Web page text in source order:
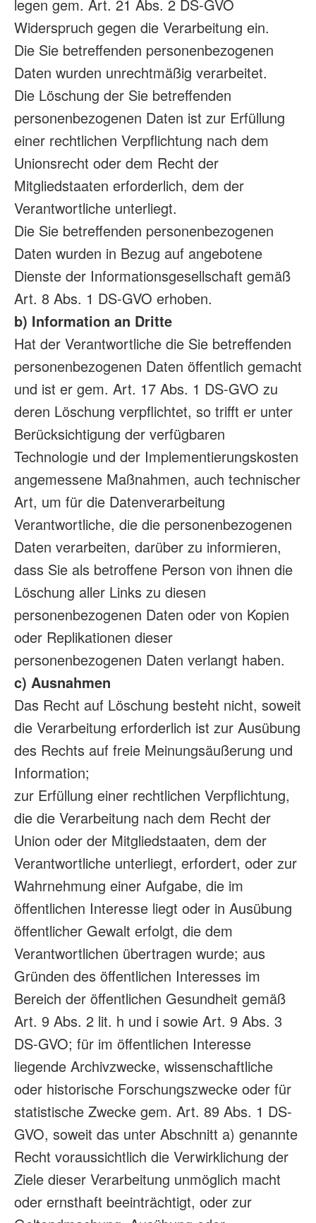
legen gem. Art. 21 Abs. 2 DS-GVO
Widerspruch gegen die Verarbeitung ein.
Die Sie betreffenden personenbezogenen
Daten wurden unrechtmäßig verarbeitet.
Die Löschung der Sie betreffenden
personenbezogenen Daten ist zur Erfüllung
einer rechtlichen Verpflichtung nach dem
Unionsrecht oder dem Recht der
Mitgliedstaaten erforderlich, dem der
Verantwortliche unterliegt.
Die Sie betreffenden personenbezogenen
Daten wurden in Bezug auf angebotene
Dienste der Informationsgesellschaft gemäß
Art. 8 Abs. 1 DS-GVO erhoben.
b) Information an Dritte
Hat der Verantwortliche die Sie betreffenden
personenbezogenen Daten öffentlich gemacht
und ist er gem. Art. 17 Abs. 1 DS-GVO zu
deren Löschung verpflichtet, so trifft er unter
Berücksichtigung der verfügbaren
Technologie und der Implementierungskosten
angemessene Maßnahmen, auch technischer
Art, um für die Datenverarbeitung
Verantwortliche, die die personenbezogenen
Daten verarbeiten, darüber zu informieren,
dass Sie als betroffene Person von ihnen die
Löschung aller Links zu diesen
personenbezogenen Daten oder von Kopien
oder Replikationen dieser
personenbezogenen Daten verlangt haben.
c) Ausnahmen
Das Recht auf Löschung besteht nicht, soweit
die Verarbeitung erforderlich ist zur Ausübung
des Rechts auf freie Meinungsäußerung und
Information;
zur Erfüllung einer rechtlichen Verpflichtung,
die die Verarbeitung nach dem Recht der
Union oder der Mitgliedstaaten, dem der
Verantwortliche unterliegt, erfordert, oder zur
Wahrnehmung einer Aufgabe, die im
öffentlichen Interesse liegt oder in Ausübung
öffentlicher Gewalt erfolgt, die dem
Verantwortlichen übertragen wurde; aus
Gründen des öffentlichen Interesses im
Bereich der öffentlichen Gesundheit gemäß
Art. 9 Abs. 2 lit. h und i sowie Art. 9 Abs. 3
DS-GVO; für im öffentlichen Interesse
liegende Archivzwecke, wissenschaftliche
oder historische Forschungszwecke oder für
statistische Zwecke gem. Art. 89 Abs. 1 DS-
GVO, soweit das unter Abschnitt a) genannte
Recht voraussichtlich die Verwirklichung der
Ziele dieser Verarbeitung unmöglich macht
oder ernsthaft beeinträchtigt, oder zur